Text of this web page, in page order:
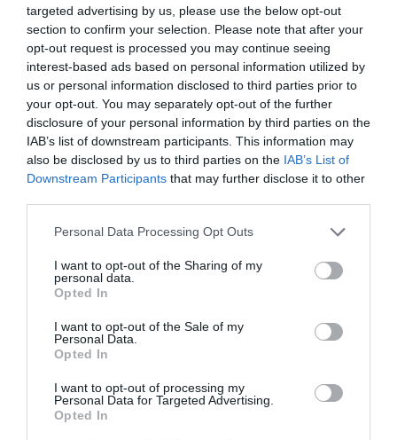
targeted advertising by us, please use the below opt-out
section to confirm your selection. Please note that after your
opt-out request is processed you may continue seeing
interest-based ads based on personal information utilized by
us or personal information disclosed to third parties prior to
your opt-out. You may separately opt-out of the further
disclosure of your personal information by third parties on the
IAB’s list of downstream participants. This information may
also be disclosed by us to third parties on the IAB’s List of
Downstream Participants that may further disclose it to other
Personal Data Processing Opt Outs
I want to opt-out of the Sharing of my
personal data.
Opted In
I want to opt-out of the Sale of my
Personal Data.
Opted In
I want to opt-out of processing my
Personal Data for Targeted Advertising.
Opted In